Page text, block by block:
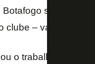
Botafogo são três
clube – valorizou
o trabalho,